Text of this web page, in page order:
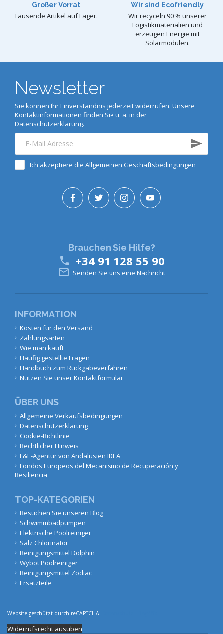
Großer Vorrat
Tausende Artikel auf Lager.
Wir sind Ecofriendly
Wir recyceln 90 % unserer
Logistikmaterialien und
erzeugen Energie mit
Solarmodulen.
Newsletter
Sie können Ihr Einverständnis jederzeit widerrufen. Unsere
Kontaktinformationen finden Sie u. a. in der
Datenschutzerklärung.
Ich akzeptiere die Allgemeinen Geschäftsbedingungen
INFORMATION
Kosten für den Versand
Zahlungsarten
Wie man kauft
Häufig gestellte Fragen
Handbuch zum Rückgabeverfahren
Nutzen Sie unser Kontaktformular
ÜBER UNS
Allgemeine Verkaufsbedingungen
Datenschutzerklärung
Cookie-Richtlinie
Rechtlicher Hinweis
F&E-Agentur von Andalusien IDEA
Fondos Europeos del Mecanismo de Recuperación y
Resiliencia
TOP-KATEGORIEN
Besuchen Sie unseren Blog
Schwimmbadpumpen
Elektrische Poolreiniger
Salz Chlorinator
Reinigungsmittel Dolphin
Wybot Poolreiniger
Reinigungsmittel Zodiac
Ersatzteile
Brauchen Sie Hilfe?
 +34 91 128 55 90
 Senden Sie uns eine Nachricht
Website geschützt durch reCAPTCHA. -
Widerrufsrecht ausüben